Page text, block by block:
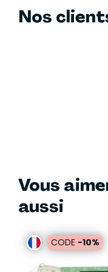
Nos
Vous
aussi
CODE -10%